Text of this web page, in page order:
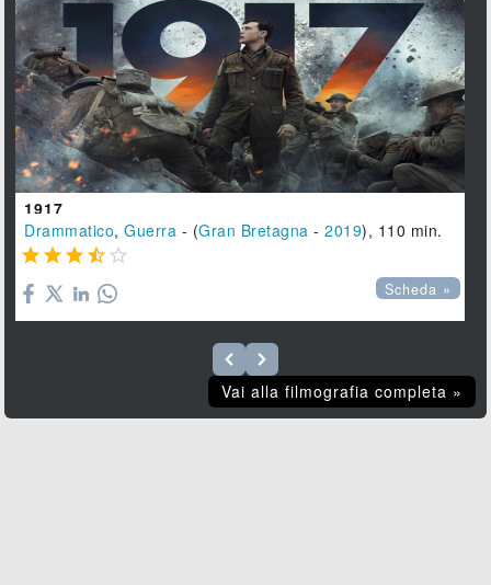
1917
Drammatico,Guerra - (Gran Bretagna -2019), 110 min.
    
Scheda »
Vai alla filmografia completa »